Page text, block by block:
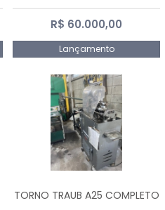
R$ 60.000,00
Lançamento
TORNO TRAUB A25 COMPLETO